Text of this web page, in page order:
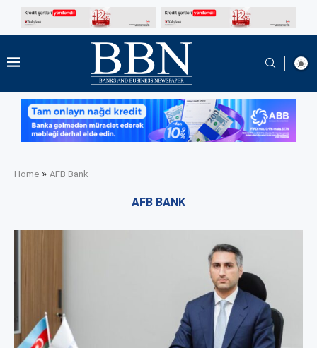
Home » AFB Bank
AFB BANK